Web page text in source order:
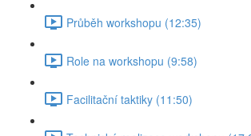
Průběh workshopu (12:35)
Role na workshopu (9:58)
Facilitační taktiky (11:50)